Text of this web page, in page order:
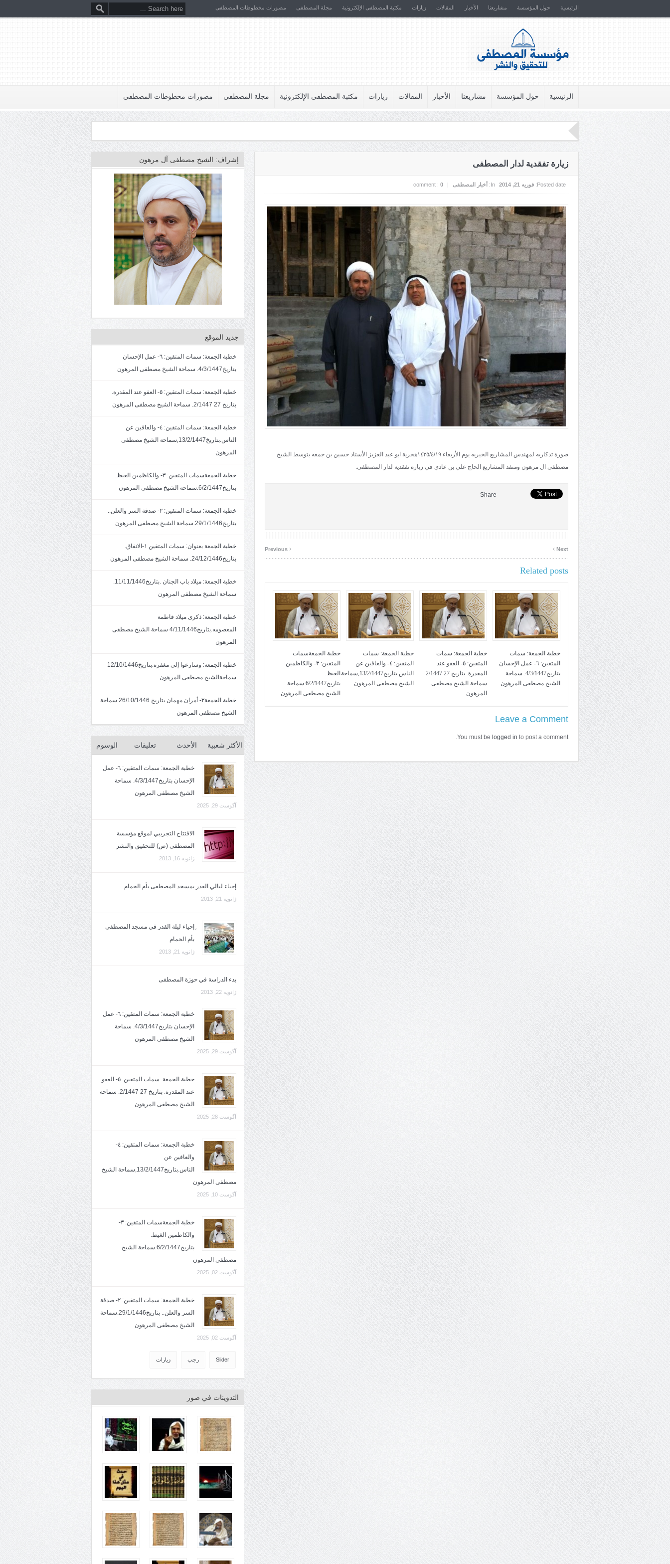
الرئيسية حول المؤسسة مشاريعنا الأخبار المقالات زيارات مكتبة المصطفى الإلكترونية مجلة المصطفى مصورات مخطوطات المصطفى
الرئيسية حول المؤسسة مشاريعنا الأخبار المقالات زيارات مكتبة المصطفى الإلكترونية مجلة المصطفى مصورات مخطوطات المصطفى
زيارة تفقدية لدار المصطفى
Posted date: فوریه 21, 2014 In: أخبار المصطفى |
comment : 0
صورة تذكاريه لمهندس المشاريع الخيريه يوم الأربعاء ١٤٣٥/٤/١٩هجرية ابو عبد العزيز الأستاذ حسين بن جمعه يتوسط الشيخ
مصطفى ال مرهون ومنفد المشاريع الحاج علي بن عادي في زيارة تفقدية لدار المصطفى.
Share
‹ Next
›
Related posts
خطبة الجمعة: سمات
المتقين: ٦- عمل الإحسان
بتاريخ4/3/1447. سماحة
الشيخ مصطفى المرهون
خطبة الجمعة: سمات
المتقين: ٥- العفو عند
المقدرة. بتاريخ 27 2/1447.
سماحة الشيخ مصطفى
المرهون
خطبة الجمعة: سمات
المتقين: ٤- والعافين عن
الناس.بتاريخ13/2/1447,سماحة
الشيخ مصطفى المرهون
خطبة الجمعةسمات
المتقين: ٣- والكاظمين
الغيظ.
بتاريخ6/2/1447.سماحة
الشيخ مصطفى المرهون
Leave a Comment
You must be logged in to post a comment.
إشراف: الشيخ مصطفى آل مرهون
جديد الموقع
خطبة الجمعة: سمات المتقين: ٦- عمل الإحسان
بتاريخ4/3/1447. سماحة الشيخ مصطفى المرهون
خطبة الجمعة: سمات المتقين: ٥- العفو عند المقدرة.
بتاريخ 27 2/1447. سماحة الشيخ مصطفى المرهون
خطبة الجمعة: سمات المتقين: ٤- والعافين عن
الناس.بتاريخ13/2/1447,سماحة الشيخ مصطفى
المرهون
خطبة الجمعةسمات المتقين: ٣- والكاظمين الغيظ.
بتاريخ6/2/1447.سماحة الشيخ مصطفى المرهون
خطبة الجمعة: سمات المتقين: ٢- صدقة السر والعلن..
بتاريخ29/1/1446.سماحة الشيخ مصطفى المرهون
خطبة الجمعة بعنوان: سمات المتقين ١-الانفاق.
بتاريخ24/12/1446. سماحة الشيخ مصطفى المرهون
خطبة الجمعة: ميلاد باب الجنان .بتاريخ11/11/1446.
سماحة الشيخ مصطفى المرهون
خطبة الجمعة: ذكرى ميلاد فاطمة
المعصومه.بتاريخ4/11/1446 سماحة الشيخ مصطفى
المرهون
خطبة الجمعه: وسارعوا إلى مغفره.بتاريخ12/10/1446
سماحةالشيخ مصطفى المرهون
خطبة الجمعة٢- أمران مهمان.بتاريخ 26/10/1446 سماحة
الشيخ مصطفى المرهون
الأكثر شعبية الأحدث تعليقات الوسوم
خطبة الجمعة: سمات المتقين: ٦- عمل
الإحسان بتاريخ4/3/1447. سماحة
الشيخ مصطفى المرهون
آگوست 29, 2025
الافتتاح التجريبي لموقع مؤسسة
المصطفى (ص) للتحقيق والنشر
ژانویه 16, 2013
إحياء ليالي القدر بمسجد المصطفى بأم الحمام
ژانویه 21, 2013
ِإحياء ليلة القدر في مسجد المصطفى
بأم الحمام
ژانویه 21, 2013
بدء الدراسة في حوزة المصطفى
ژانویه 22, 2013
خطبة الجمعة: سمات المتقين: ٦- عمل
الإحسان بتاريخ4/3/1447. سماحة
الشيخ مصطفى المرهون
آگوست 29, 2025
خطبة الجمعة: سمات المتقين: ٥- العفو
عند المقدرة. بتاريخ 27 2/1447. سماحة
الشيخ مصطفى المرهون
آگوست 28, 2025
خطبة الجمعة: سمات المتقين: ٤-
والعافين عن
الناس.بتاريخ13/2/1447,سماحة الشيخ
مصطفى المرهون
آگوست 10, 2025
خطبة الجمعةسمات المتقين: ٣-
والكاظمين الغيظ.
بتاريخ6/2/1447.سماحة الشيخ
مصطفى المرهون
آگوست 02, 2025
خطبة الجمعة: سمات المتقين: ٢- صدقة
السر والعلن.. بتاريخ29/1/1446.سماحة
الشيخ مصطفى المرهون
آگوست 02, 2025
Slider رجب زيارات
التدوينات في صور